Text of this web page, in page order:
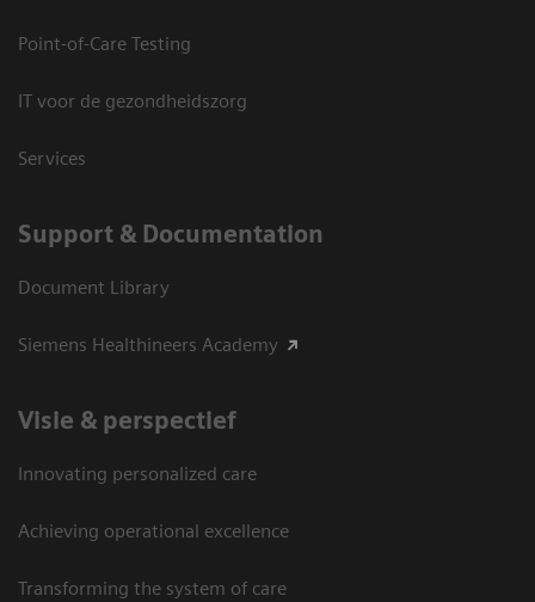
Point-of-Care Testing
IT voor de gezondheidszorg
Services
Support & Documentation
Document Library
Siemens Healthineers Academy
Visie & perspectief
Innovating personalized care
Achieving operational excellence
Transforming the system of care